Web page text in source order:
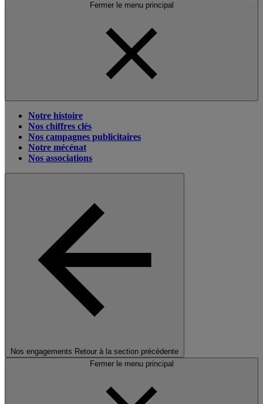
Fermer le menu principal
Notre histoire
Nos chiffres clés
Nos campagnes publicitaires
Notre mécénat
Nos associations
Nos engagements Retour à la section précédente
Fermer le menu principal